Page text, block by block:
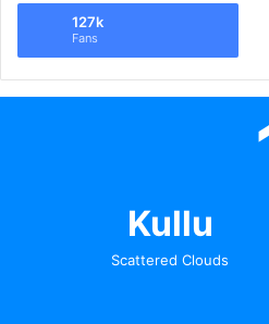
127k
Fans
Kullu
Scattered Clouds